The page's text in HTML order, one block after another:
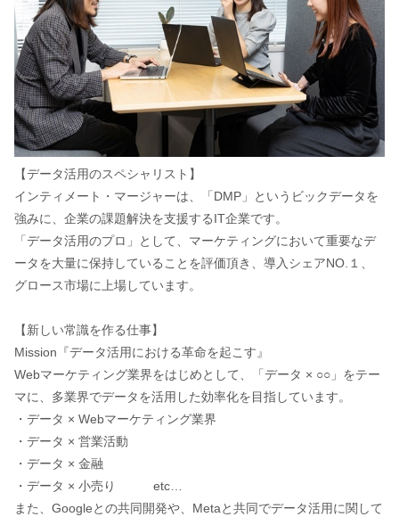
【データ活用のスペシャリスト】
インティメート・マージャーは、「DMP」というビックデータを
強みに、企業の課題解決を支援するIT企業です。
「データ活用のプロ」として、マーケティングにおいて重要なデ
ータを大量に保持していることを評価頂き、導入シェアNO.１、
グロース市場に上場しています。
【新しい常識を作る仕事】
Mission『データ活用における革命を起こす』
Webマーケティング業界をはじめとして、「データ × ○○」をテー
マに、多業界でデータを活用した効率化を目指しています。
・データ × Webマーケティング業界
・データ × 営業活動
・データ × 金融
・データ × 小売り etc…
また、Googleとの共同開発や、Metaと共同でデータ活用に関して